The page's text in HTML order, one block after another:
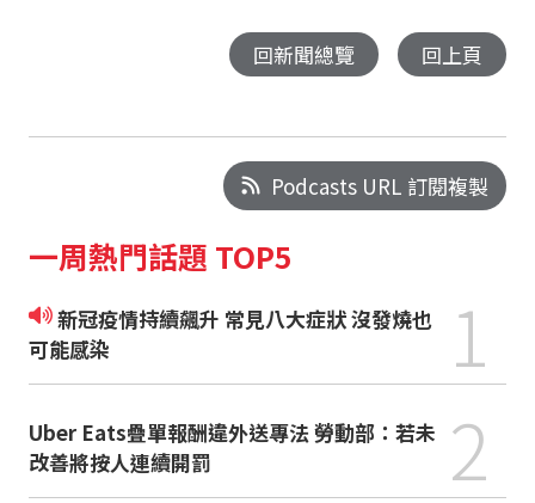
回新聞總覽 回上頁
Podcasts URL 訂閱複製
一周熱門話題 TOP5
新冠疫情持續飆升 常見八大症狀 沒發燒也
可能感染
1
Uber Eats疊單報酬違外送專法 勞動部：若未
改善將按人連續開罰
2